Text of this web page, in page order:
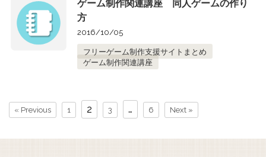
ゲーム制作関連講座 同人ゲームの作り
方
2016/10/05
フリーゲーム制作支援サイトまとめ
ゲーム制作関連講座
« Previous 1 2 3 … 6 Next »